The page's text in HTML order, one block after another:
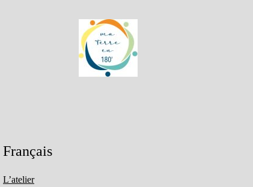
Français
L’atelier